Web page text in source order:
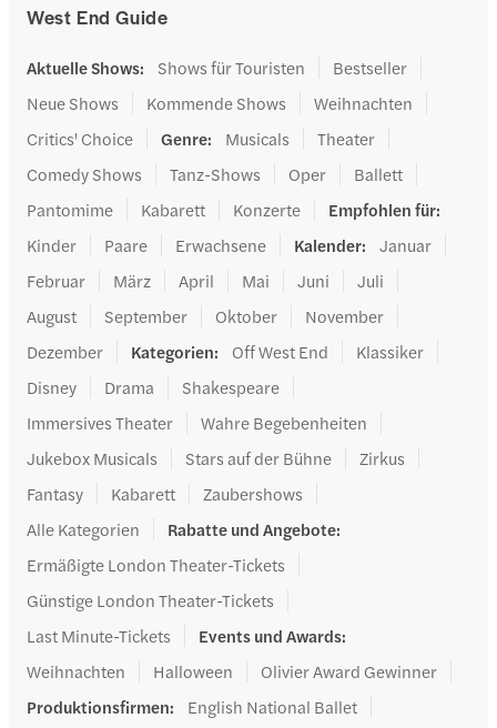
West End Guide
Aktuelle Shows: Shows für Touristen
Bestseller
Neue Shows
Kommende Shows
Weihnachten
Critics' Choice
Genre: Musicals
Theater
Comedy Shows
Tanz-Shows Oper
Ballett
Pantomime
Kabarett Konzerte Empfohlen für:
Kinder
Paare Erwachsene Kalender:
Januar
Februar
März April Mai Juni
Juli
August
September Oktober
November
Dezember
Kategorien: Off West End
Klassiker
Disney
Drama
Shakespeare
Immersives Theater
Wahre Begebenheiten
Jukebox Musicals
Stars auf der Bühne
Zirkus
Fantasy
Kabarett
Zaubershows
Alle Kategorien
Rabatte und Angebote:
Ermäßigte London Theater-Tickets
Günstige London Theater-Tickets
Last Minute-Tickets
Events und Awards:
Weihnachten
Halloween
Olivier Award Gewinner
Produktionsfirmen:
English National Ballet